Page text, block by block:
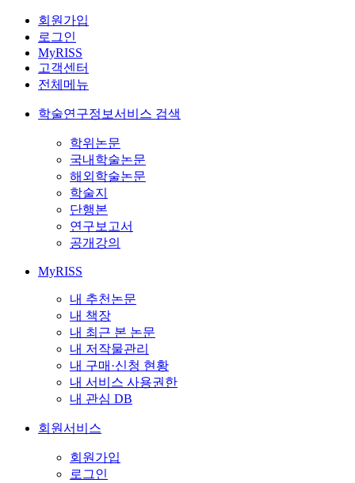
회원가입
로그인
MyRISS
고객센터
전체메뉴
학술연구정보서비스 검색
학위논문
국내학술논문
해외학술논문
학술지
단행본
연구보고서
공개강의
MyRISS
내 추천논문
내 책장
내 최근 본 논문
내 저작물관리
내 구매·신청 현황
내 서비스 사용권한
내 관심 DB
회원서비스
회원가입
로그인